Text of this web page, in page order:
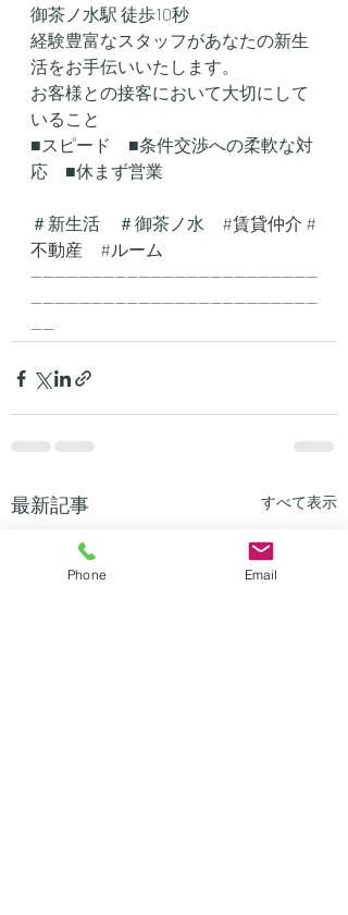
御茶ノ水駅 徒歩10秒
経験豊富なスタッフがあなたの新生
活をお手伝いいたします。
お客様との接客において大切にして
いること
■スピード　■条件交渉への柔軟な対
応　■休まず営業
＃新生活　＃御茶ノ水 #賃貸仲介 #
不動産
#ルーム
------------------------------------------------
------------------------------------------------
----
最新記事 すべて表示
Phone Email